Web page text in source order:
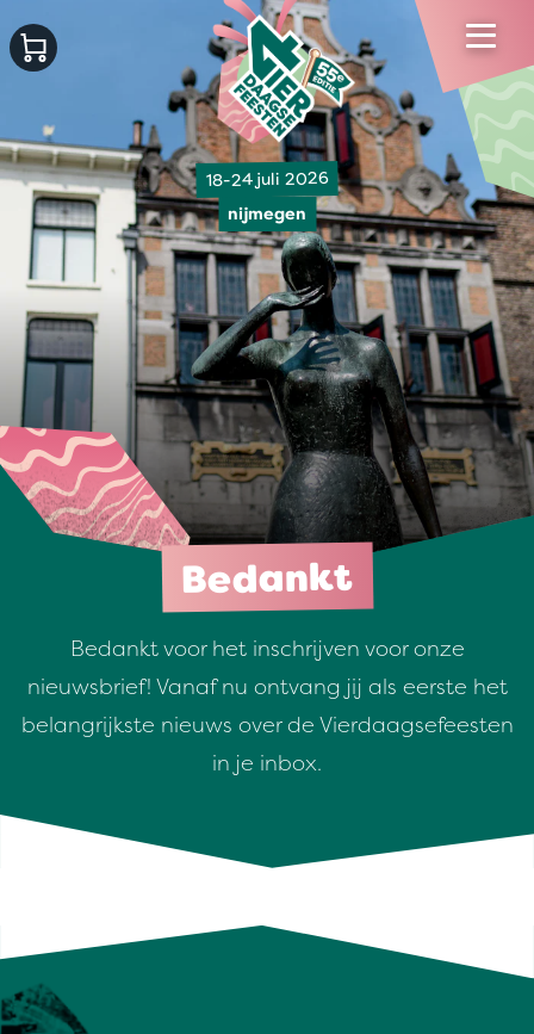
18-24 juli 2026
nijmegen
Bedankt
Bedankt voor het inschrijven voor onze
nieuwsbrief! Vanaf nu ontvang jij als eerste het
belangrijkste nieuws over de Vierdaagsefeesten
in je inbox.